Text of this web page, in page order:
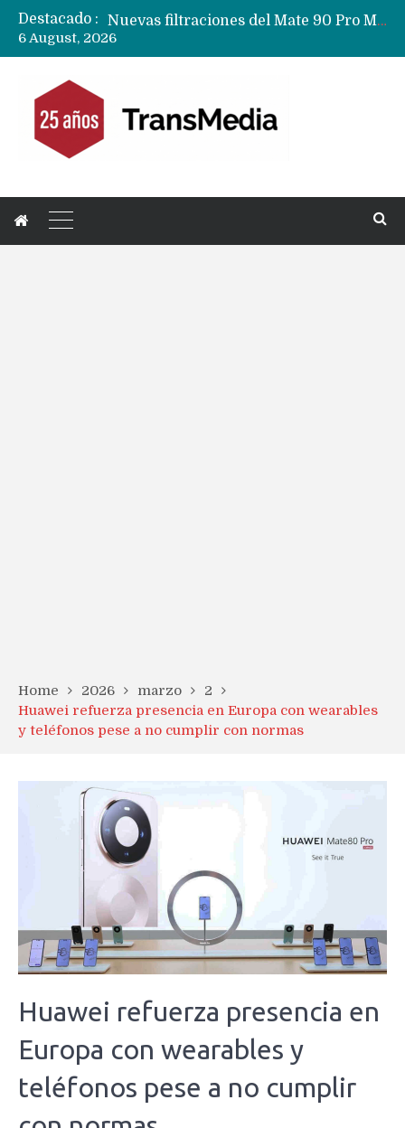
Destacado :
6 August, 2026
Home 2026 marzo
2
Huawei refuerza presencia en Europa con wearables
y teléfonos pese a no cumplir con normas
Huawei refuerza presencia en
Europa con wearables y
teléfonos pese a no cumplir